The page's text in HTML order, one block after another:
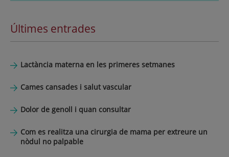
Últimes entrades
Lactància materna en les primeres setmanes
Cames cansades i salut vascular
Dolor de genoll i quan consultar
Com es realitza una cirurgia de mama per extreure un
nòdul no palpable